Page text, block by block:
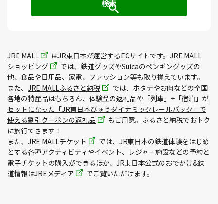
JRE MALL はJR東日本が運営するECサイトです。 JRE MALL
ショッピング
では、鉄道グッズやSuicaのペンギングッズの
他、食品や日用品、家電、ファッション等も取り揃えています。
また、 JRE MALLふるさと納税
では、ホタテやお肉などの全国
各地の特産品はもちろん、体験型の返礼品や 「列車」+「宿泊」が
セットになった「JR東日本びゅうダイナミックレールパック」で
使える割引クーポンの返礼品
もご用意。ふるさと納税でおトク
に旅行できます！
また、 JRE MALLチケット
では、JR東日本の鉄道体験をはじめ
とする各種アクティビティやイベント、レジャー施設などの予約と
電子チケットの購入ができるほか、JR東日本公式のおでかけ&鉄
道情報はJREメディア でご覧いただけます。